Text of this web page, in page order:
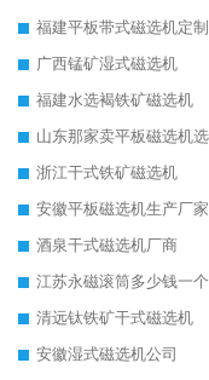
福建平板带式磁选机定制
广西锰矿湿式磁选机
福建水选褐铁矿磁选机
浙江干式铁矿磁选机
安徽平板磁选机生产厂家
酒泉干式磁选机厂商
江苏永磁滚筒多少钱一个
清远钛铁矿干式磁选机
安徽湿式磁选机公司